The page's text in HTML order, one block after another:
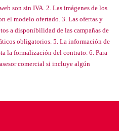
son sin IVA. 2. Las imágenes de los
el modelo ofertado. 3. Las ofertas y
a disponibilidad de las campañas de
obligatorios. 5. La información de
la formalización del contrato. 6. Para
comercial si incluye algún